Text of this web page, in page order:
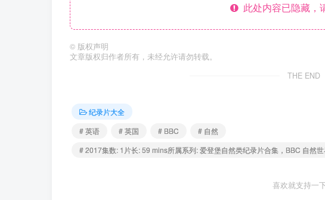
此处内容已隐藏，
© 版权声明
文章版权归作者所有，未经允许请勿转载。
THE END
纪录片大全
# 英语
# 英国 # BBC
# 自然
# 2017集数: 1片长: 59 mins所属系列: 爱登堡自然类纪录片合集，BBC 自然
喜欢就支持一